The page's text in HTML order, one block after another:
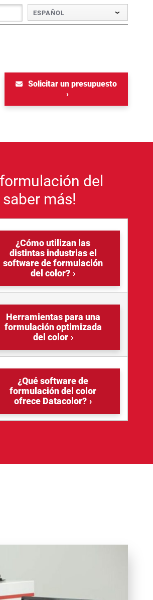
ESPAÑOL
Solicitar un presupuesto
del
más!
¿Cómo utilizan las
distintas industrias el
software de formulación
del color?
Herramientas para una
formulación optimizada
del color
¿Qué software de
formulación del color
ofrece Datacolor?